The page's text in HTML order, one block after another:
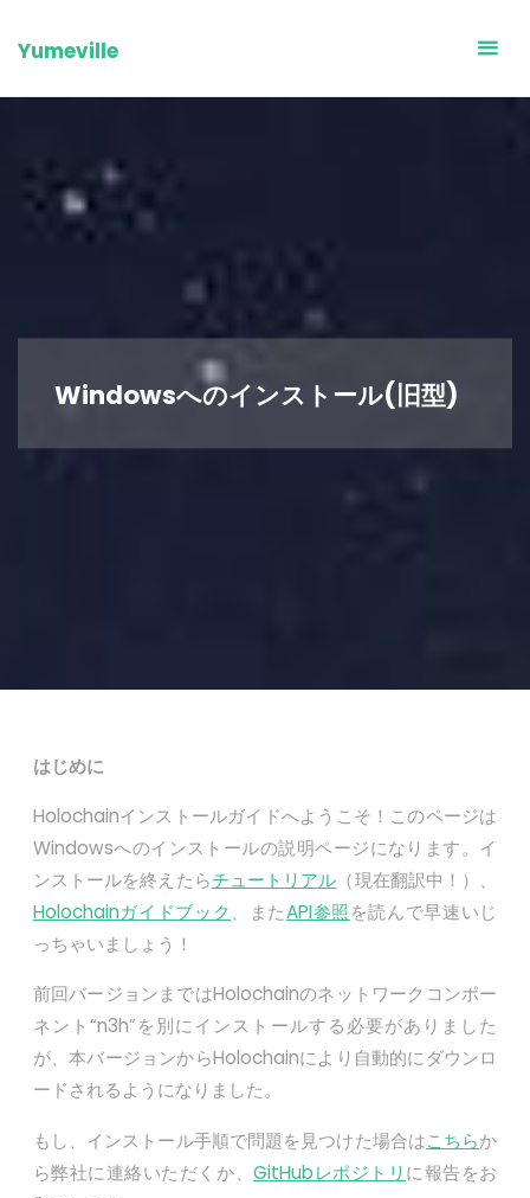
toYumeville
Windowsへのインストール(旧型)
はじめに
Holochainインストールガイドへようこそ！このページは
Windowsへのインストールの説明ページになります。イ
ンストールを終えたらチュートリアル （現在翻訳中！）、
Holochainガイドブック、またAPI参照を読んで早速いじ
っちゃいましょう！
前回バージョンまではHolochainのネットワークコンポー
ネント“n3h”を別にインストールする必要がありました
が、本バージョンからHolochainにより自動的にダウンロ
ードされるようになりました。
もし、インストール手順で問題を見つけた場合はこちらか
ら弊社に連絡いただくか、GitHubレポジトリ に報告をお